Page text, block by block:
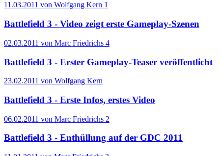
11.03.2011 von Wolfgang Kern 1
Battlefield 3 - Video zeigt erste Gameplay-Szenen
02.03.2011 von Marc Friedrichs 4
Battlefield 3 - Erster Gameplay-Teaser veröffentlicht
23.02.2011 von Wolfgang Kern
Battlefield 3 - Erste Infos, erstes Video
06.02.2011 von Marc Friedrichs 2
Battlefield 3 - Enthüllung auf der GDC 2011